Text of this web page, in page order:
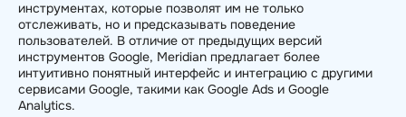
инструментах, которые позволят им не только
отслеживать, но и предсказывать поведение
пользователей. В отличие от предыдущих версий
инструментов Google, Meridian предлагает более
интуитивно понятный интерфейс и интеграцию с другими
сервисами Google, такими как Google Ads и Google
Analytics.